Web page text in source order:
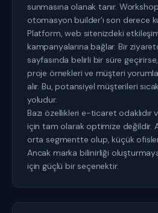
sunmasına olanak tanır.
otomasyon builder'ı son derece
Platform, web sitenizdeki
kampanyalarına bağlar. Bir
sayfasında belirli bir süre
proje örnekleri ve müşteri
alır. Bu, potansiyel müşterileri
yoludur.
Bazı özellikleri e-ticaret odaklıdır
için tam olarak optimize değildir.
orta segmentte olup, küçük
Ancak marka bilinirliği
için güçlü bir seçenektir.